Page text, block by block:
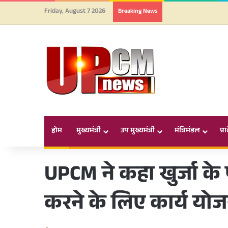
Friday, August 7 2026 Breaking News
होम मुख्यमंत्री उप मुख्यमंत्री मंत्रिमंडल
UPCM ने कहा खुर्जा के
करने के लिए कार्य